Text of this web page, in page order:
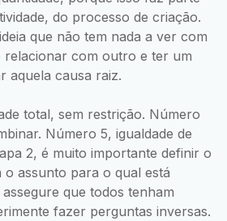
do processo de criação.
que não tem nada a ver com
relacionar com outro e ter um
aquela causa raiz.
total, sem restrição. Número
Número 5, igualdade de
2, é muito importante definir o
o assunto para o qual está
que todos tenham
fazer perguntas inversas.